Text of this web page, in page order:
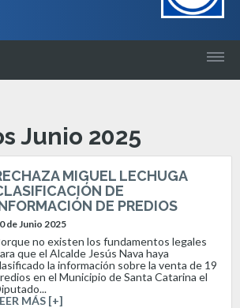
Junio 2025
MIGUEL LECHUGA
DE
DE PREDIOS
de Junio 2025
no existen los fundamentos legales
que el Alcalde Jesús Nava haya
la información sobre la venta de 19
en el Municipio de Santa Catarina el
MÁS [+]